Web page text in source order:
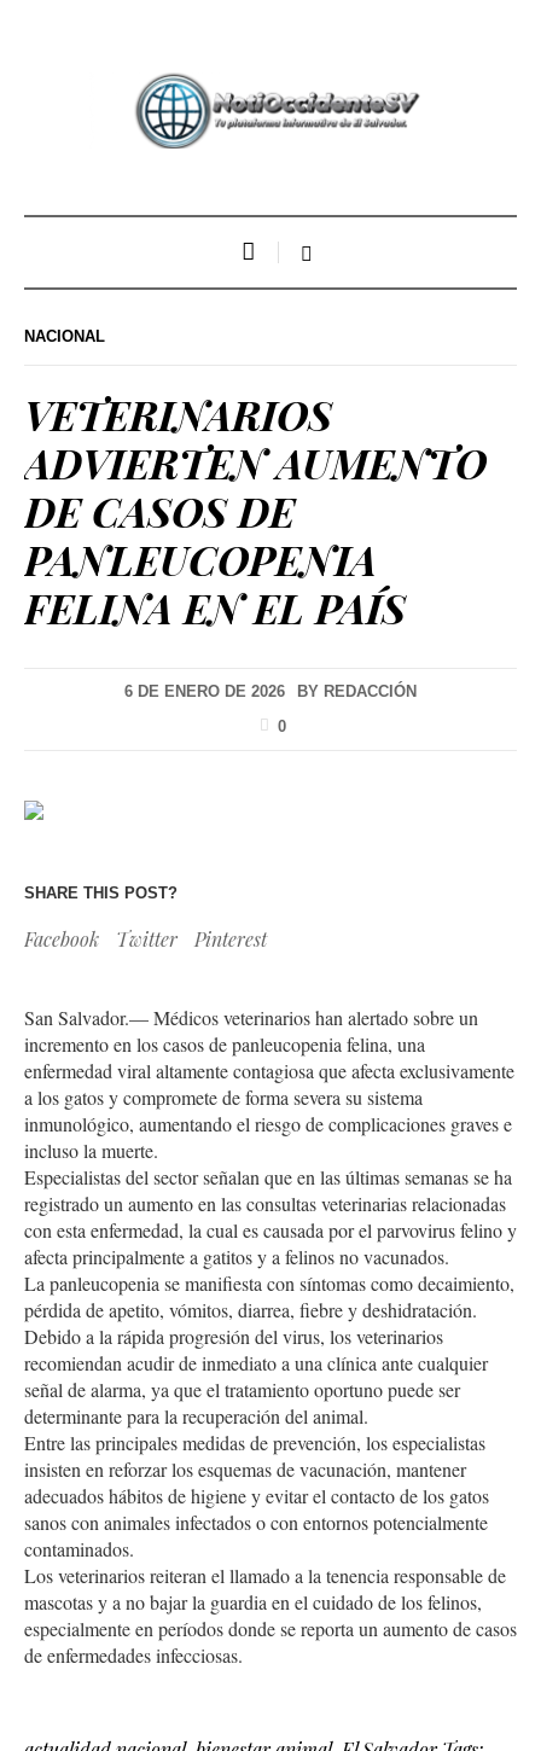
NACIONAL
VETERINARIOS
ADVIERTEN AUMENTO
DE CASOS DE
PANLEUCOPENIA
FELINA EN EL PAÍS
6 DE ENERO DE 2026 BY REDACCIÓN
0
SHARE THIS POST?
Facebook Twitter Pinterest
San Salvador.— Médicos veterinarios han alertado sobre un
incremento en los casos de panleucopenia felina, una
enfermedad viral altamente contagiosa que afecta exclusivamente
a los gatos y compromete de forma severa su sistema
inmunológico, aumentando el riesgo de complicaciones graves e
incluso la muerte.
Especialistas del sector señalan que en las últimas semanas se ha
registrado un aumento en las consultas veterinarias relacionadas
con esta enfermedad, la cual es causada por el parvovirus felino y
afecta principalmente a gatitos y a felinos no vacunados.
La panleucopenia se manifiesta con síntomas como decaimiento,
pérdida de apetito, vómitos, diarrea, fiebre y deshidratación.
Debido a la rápida progresión del virus, los veterinarios
recomiendan acudir de inmediato a una clínica ante cualquier
señal de alarma, ya que el tratamiento oportuno puede ser
determinante para la recuperación del animal.
Entre las principales medidas de prevención, los especialistas
insisten en reforzar los esquemas de vacunación, mantener
adecuados hábitos de higiene y evitar el contacto de los gatos
sanos con animales infectados o con entornos potencialmente
contaminados.
Los veterinarios reiteran el llamado a la tenencia responsable de
mascotas y a no bajar la guardia en el cuidado de los felinos,
especialmente en períodos donde se reporta un aumento de casos
de enfermedades infecciosas.